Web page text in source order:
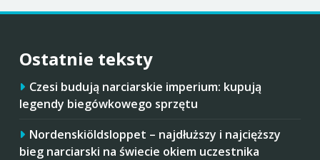
Ostatnie teksty
Czesi budują narciarskie imperium: kupują
legendy biegówkowego sprzętu
Nordenskiöldsloppet – najdłuższy i najcięższy
bieg narciarski na świecie okiem uczestnika